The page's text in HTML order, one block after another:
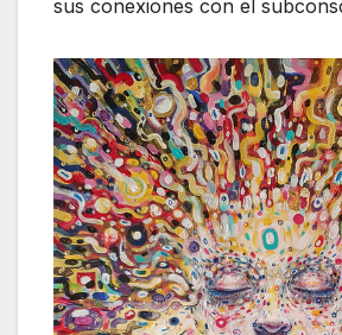
sus conexiones con el